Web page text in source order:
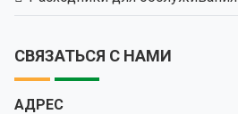
СВЯЗАТЬСЯ С НАМИ
АДРЕС